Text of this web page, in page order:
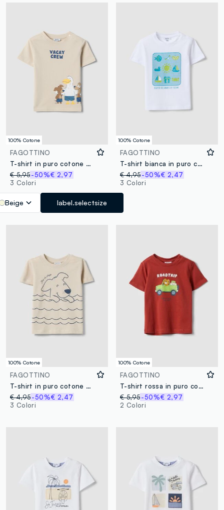
100% Cotone
FAGOTTINO
T-shirt in puro cotone beige da bimbo regular fit con stampa
€ 5,95-50%€ 2,97
3 Colori
Beige label.selectsize
100% Cotone
FAGOTTINO
T-shirt bianca in puro cotone da bimbo regular fit con stampa marina
€ 4,95-50%€ 2,47
3 Colori
100% Cotone
FAGOTTINO
T-shirt in puro cotone beige da bimbo regular fit con stampa cane
€ 4,95-50%€ 2,47
3 Colori
100% Cotone
FAGOTTINO
T-shirt rossa in puro cotone organico con stampa regular fit per bimbo
€ 5,95-50%€ 2,97
2 Colori